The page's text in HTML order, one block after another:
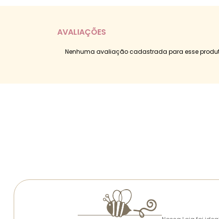
AVALIAÇÕES
Nenhuma avaliação cadastrada para esse